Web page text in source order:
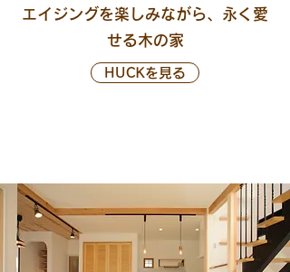
エイジングを楽しみながら、永く愛
せる木の家
HUCKを見る